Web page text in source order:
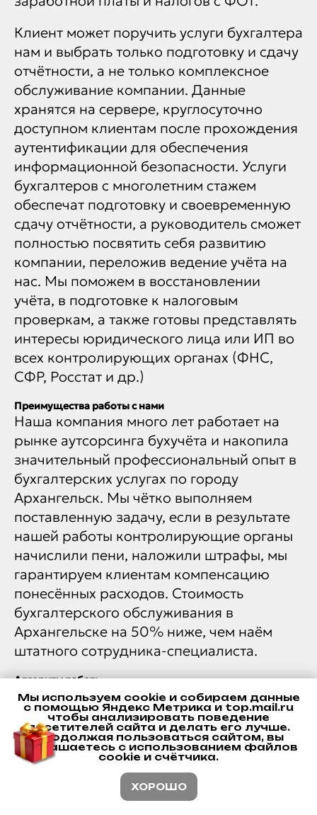
Мы используем cookie и собираем данные
с помощью Яндекс Метрика и top.mail.ru
чтобы анализировать поведение
посетителей сайта и делать его лучше.
Продолжая пользоваться сайтом, вы
соглашаетесь с использованием файлов
cookie и счётчика.
ХОРОШО
Клиент может поручить услуги бухгалтера
нам и выбрать только подготовку и сдачу
отчётности, а не только комплексное
обслуживание компании. Данные
хранятся на сервере, круглосуточно
доступном клиентам после прохождения
аутентификации для обеспечения
информационной безопасности. Услуги
бухгалтеров с многолетним стажем
обеспечат подготовку и своевременную
сдачу отчётности, а руководитель сможет
полностью посвятить себя развитию
компании, переложив ведение учёта на
нас. Мы поможем в восстановлении
учёта, в подготовке к налоговым
проверкам, а также готовы представлять
интересы юридического лица или ИП во
всех контролирующих органах (ФНС,
СФР, Росстат и др.)
Преимущества работы с нами
Наша компания много лет работает на
рынке аутсорсинга бухучёта и накопила
значительный профессиональный опыт в
бухгалтерских услугах по городу
Архангельск. Мы чётко выполняем
поставленную задачу, если в результате
нашей работы контролирующие органы
начислили пени, наложили штрафы, мы
гарантируем клиентам компенсацию
понесённых расходов. Стоимость
бухгалтерского обслуживания в
Архангельске на 50% ниже, чем наём
штатного сотрудника-специалиста.
Алгоритм работ:
1. Клиент отправляет нам заявку на
ведение бухгалтерии.
2. Мы связываемся с клиентом и уточняем
необходимую информацию.
3. БЕСПЛАТНО проводим экспресс-аудит
состояния учёта в учётной системе